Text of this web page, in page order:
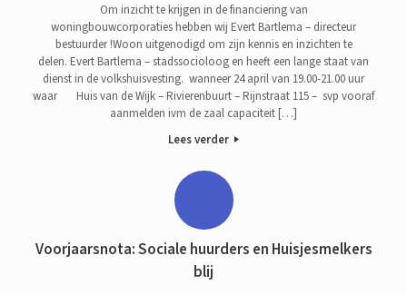
Om inzicht te krijgen in de financiering van
woningbouwcorporaties hebben wij Evert Bartlema – directeur
bestuurder !Woon uitgenodigd om zijn kennis en inzichten te
delen. Evert Bartlema – stadssocioloog en heeft een lange staat van
dienst in de volkshuisvesting. wanneer 24 april van 19.00-21.00 uur
waar Huis van de Wijk – Rivierenbuurt – Rijnstraat 115 – svp vooraf
aanmelden ivm de zaal capaciteit […]
Lees verder
Voorjaarsnota: Sociale huurders en Huisjesmelkers
blij